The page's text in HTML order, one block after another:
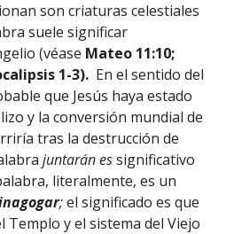
son criaturas celestiales
suele significar
(véase Mateo 11:10;
1-3). En el sentido del
que Jesús haya estado
y la conversión mundial de
tras la destrucción de
juntarán es significativo
literalmente, es un
; el significado es que
Templo y el sistema del Viejo